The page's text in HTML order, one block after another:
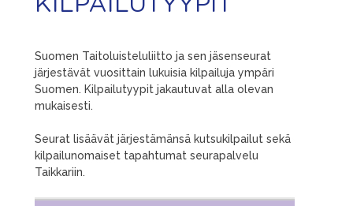
Suomen Taitoluisteluliitto ja sen jäsenseurat
järjestävät vuosittain lukuisia kilpailuja ympäri
Suomen. Kilpailutyypit jakautuvat alla olevan
mukaisesti.
Seurat lisäävät järjestämänsä kutsukilpailut sekä
kilpailunomaiset tapahtumat seurapalvelu
Taikkariin.